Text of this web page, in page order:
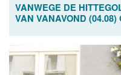
VANWEGE DE
VAN VANAVOND